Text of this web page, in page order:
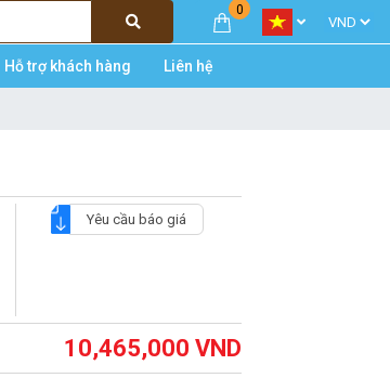
0
Hỗ trợ khách hàng Liên hệ
Yêu cầu báo giá
10,465,000 VND